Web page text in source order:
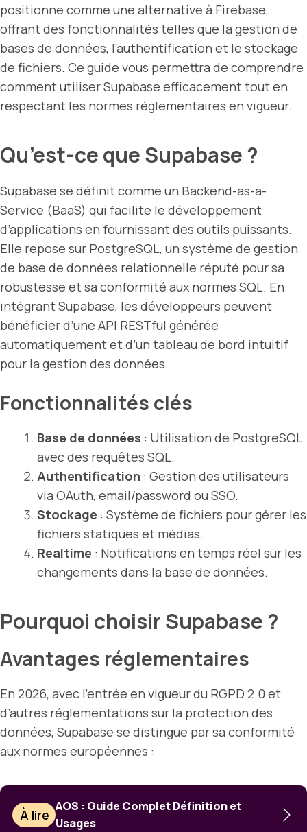
positionne comme une alternative à Firebase,
offrant des fonctionnalités telles que la gestion de
bases de données, l’authentification et le stockage
de fichiers. Ce guide vous permettra de comprendre
comment utiliser Supabase efficacement tout en
respectant les normes réglementaires en vigueur.
Qu’est-ce que Supabase ?
Supabase se définit comme un Backend-as-a-
Service (BaaS) qui facilite le développement
d’applications en fournissant des outils puissants.
Elle repose sur PostgreSQL, un système de gestion
de base de données relationnelle réputé pour sa
robustesse et sa conformité aux normes SQL. En
intégrant Supabase, les développeurs peuvent
bénéficier d’une API RESTful générée
automatiquement et d’un tableau de bord intuitif
pour la gestion des données.
Fonctionnalités clés
Base de données : Utilisation de PostgreSQL
avec des requêtes SQL.
Authentification : Gestion des utilisateurs
via OAuth, email/password ou SSO.
Stockage : Système de fichiers pour gérer les
fichiers statiques et médias.
Realtime : Notifications en temps réel sur les
changements dans la base de données.
Pourquoi choisir Supabase ?
Avantages réglementaires
En 2026, avec l’entrée en vigueur du RGPD 2.0 et
d’autres réglementations sur la protection des
données, Supabase se distingue par sa conformité
aux normes européennes :
À lire
AOS : Guide Complet Définition et
Usages